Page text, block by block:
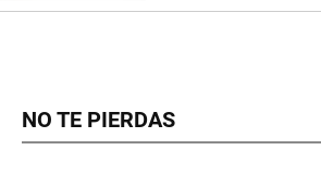
NO TE PIERDAS